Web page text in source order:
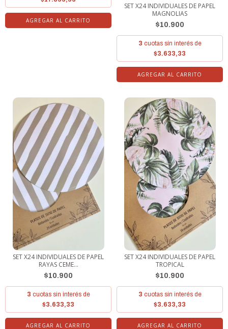
AGREGAR AL CARRITO
SET X24 INDIVIDUALES DE PAPEL
MAGNOLIAS
$10.900
3 cuotas sin interés de
$3.633,33
SET X24 INDIVIDUALES DE PAPEL
RAYAS CEME...
$10.900
3 cuotas sin interés de
$3.633,33
SET X24 INDIVIDUALES DE PAPEL
TROPICAL
$10.900
3 cuotas sin interés de
$3.633,33